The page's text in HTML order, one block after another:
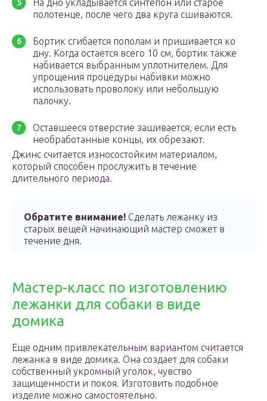
На дно укладывается синтепон или старое
полотенце, после чего два круга сшиваются.
Бортик сгибается пополам и пришивается ко
дну. Когда остается всего 10 см, бортик также
набивается выбранным уплотнителем. Для
упрощения процедуры набивки можно
использовать проволоку или небольшую
палочку.
Оставшееся отверстие зашивается, если есть
необработанные концы, их обрезают.
Джинс считается износостойким материалом,
который способен прослужить в течение
длительного периода.
Обратите внимание! Сделать лежанку из
старых вещей начинающий мастер сможет в
течение дня.
Мастер-класс по изготовлению
лежанки для собаки в виде
домика
Еще одним привлекательным вариантом считается
лежанка в виде домика. Она создает для собаки
собственный укромный уголок, чувство
защищенности и покоя. Изготовить подобное
изделие можно самостоятельно.